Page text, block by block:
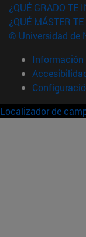
¿QUÉ GRADO TE
¿QUÉ MÁSTER
© Universidad de
Información
Localizador de